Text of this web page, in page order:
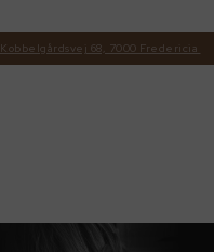
Kobbelgårdsvej 68, 7000 Fredericia